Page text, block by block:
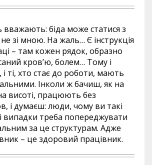
вважають: біда може статися з
зі мною. На жаль… Є інструкція
– там кожен рядок, образно
кров’ю, болем… Тому і
ті, хто стає до роботи, мають
Інколи ж бачиш, як на
висоті, працюють без
і думаєш: люди, чому ви такі
випадки треба попереджувати
за це структурам. Адже
– це здоровий працівник.